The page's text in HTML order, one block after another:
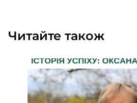
Читайте також